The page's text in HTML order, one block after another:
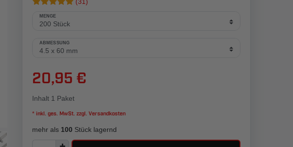
MENGE
ABMESSUNG
20,95 €
Inhalt 1 Paket
* inkl. ges. MwSt. zzgl. Versandkosten
mehr als 100 Stück lagernd